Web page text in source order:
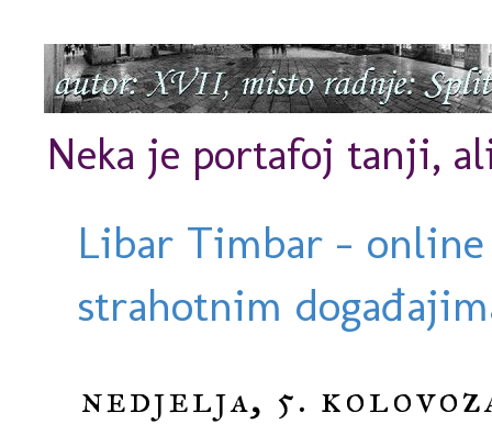
Neka je portafoj tanji,
Libar Timbar -
strahotnim
nedjelja, 5.